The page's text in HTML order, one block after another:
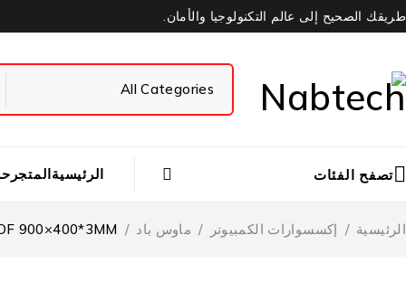
طريقك الصحيح إلى عالم التكنولوجيا والأمان.
تصفح الفئات الرئيسيةالمتجر
الرئيسية / إكسسوارات الكمبيوتر / ماوس باد /
900×400*3MM